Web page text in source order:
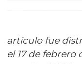
artículo fue
el 17 de febrero